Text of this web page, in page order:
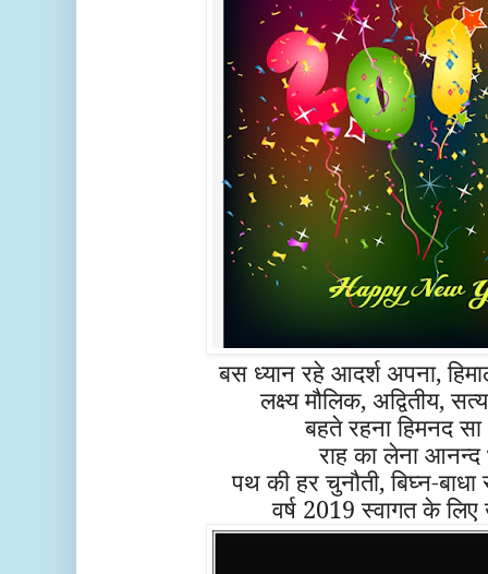
बस ध्यान रहे आदर्श अपना,
लक्ष्य मौलिक, अद्वितीय,
बहते रहना हिमनद
राह का लेना आनन्द
पथ की हर चुनौती, बिघ्न-बाधा
वर्ष 2019 स्वागत के लिए